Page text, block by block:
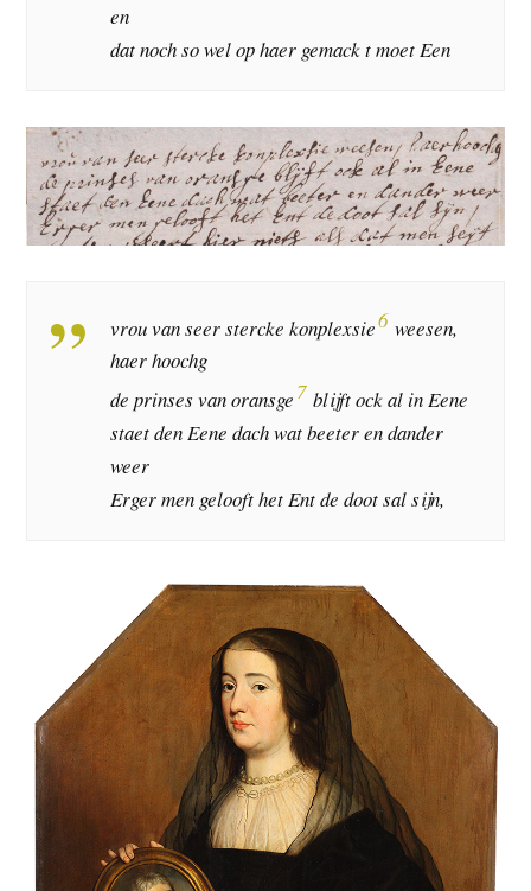
en
dat noch so wel op haer gemack t moet Een
vrou van seer stercke konplexsie6 weesen,
haer hoochg
de prinses van oransge7 blijft ock al in Eene
staet den Eene dach wat beeter en dander
weer
Erger men gelooft het Ent de doot sal sijn,